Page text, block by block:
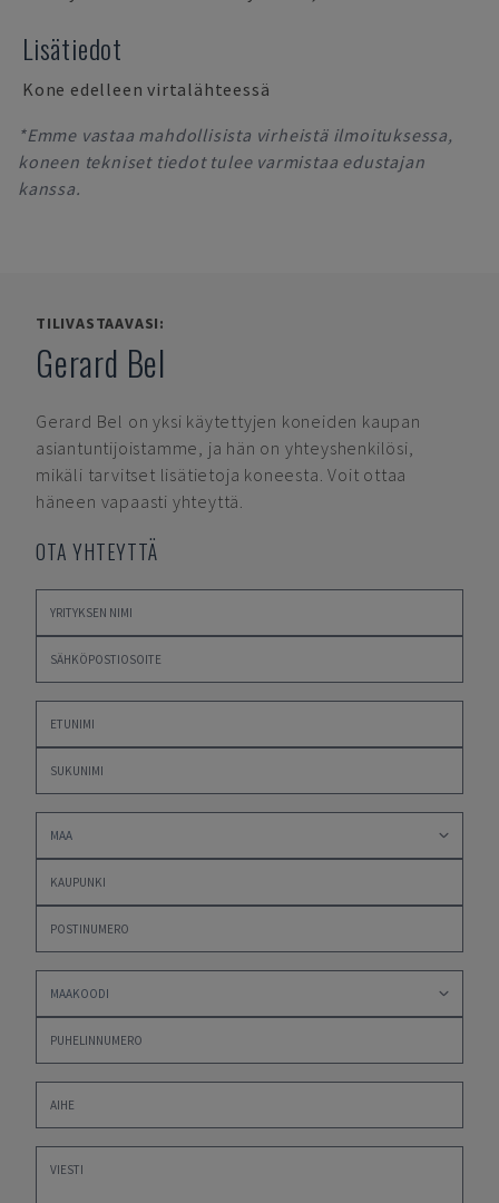
Lisätiedot
Kone edelleen virtalähteessä
*Emme vastaa mahdollisista virheistä ilmoituksessa,
koneen tekniset tiedot tulee varmistaa edustajan
kanssa.
TILIVASTAAVASI:
Gerard Bel
Gerard Bel on yksi käytettyjen koneiden kaupan
asiantuntijoistamme, ja hän on yhteyshenkilösi,
mikäli tarvitset lisätietoja koneesta. Voit ottaa
häneen vapaasti yhteyttä.
OTA YHTEYTTÄ